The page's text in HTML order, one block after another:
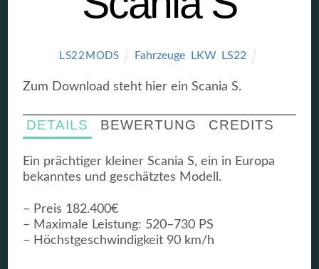
LS22MODS Fahrzeuge LKW, LS22
Zum Download steht hier ein Scania S.
DETAILS BEWERTUNG CREDITS
Ein prächtiger kleiner Scania S, ein in Europa
bekanntes und geschätztes Modell.
– Preis 182.400€
– Maximale Leistung: 520–730 PS
– Höchstgeschwindigkeit 90 km/h